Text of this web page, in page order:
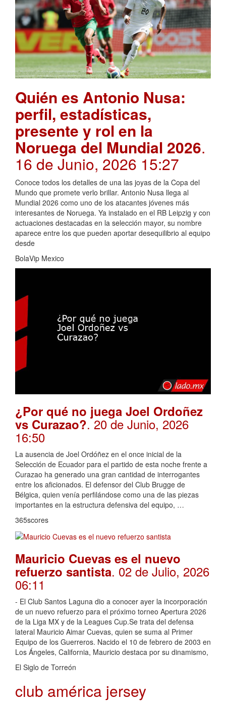
Quién es Antonio Nusa:
perfil, estadísticas,
presente y rol en la
Noruega del Mundial 2026.
16 de Junio, 2026 15:27
Conoce todos los detalles de una las joyas de la Copa del
Mundo que promete verlo brillar. Antonio Nusa llega al
Mundial 2026 como uno de los atacantes jóvenes más
interesantes de Noruega. Ya instalado en el RB Leipzig y con
actuaciones destacadas en la selección mayor, su nombre
aparece entre los que pueden aportar desequilibrio al equipo
desde
BolaVip Mexico
¿Por qué no juega Joel Ordoñez
vs Curazao?. 20 de Junio, 2026
16:50
La ausencia de Joel Ordóñez en el once inicial de la
Selección de Ecuador para el partido de esta noche frente a
Curazao ha generado una gran cantidad de interrogantes
entre los aficionados. El defensor del Club Brugge de
Bélgica, quien venía perfilándose como una de las piezas
importantes en la estructura defensiva del equipo, …
365scores
Mauricio Cuevas es el nuevo
refuerzo santista. 02 de Julio, 2026
06:11
- El Club Santos Laguna dio a conocer ayer la incorporación
de un nuevo refuerzo para el próximo torneo Apertura 2026
de la Liga MX y de la Leagues Cup.Se trata del defensa
lateral Mauricio Aimar Cuevas, quien se suma al Primer
Equipo de los Guerreros. Nacido el 10 de febrero de 2003 en
Los Ángeles, California, Mauricio destaca por su dinamismo,
El Siglo de Torreón
club américa jersey